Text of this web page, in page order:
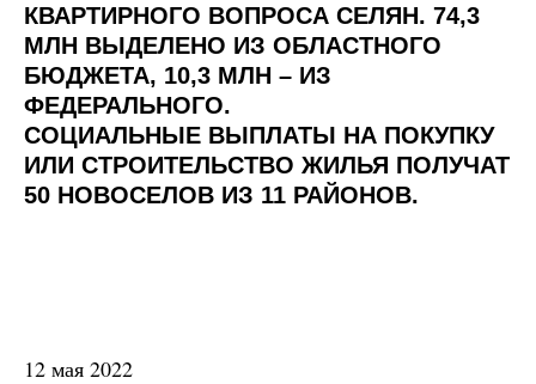
КВАРТИРНОГО ВОПРОСА СЕЛЯН. 74,3
МЛН ВЫДЕЛЕНО ИЗ ОБЛАСТНОГО
БЮДЖЕТА, 10,3 МЛН – ИЗ
ФЕДЕРАЛЬНОГО.
СОЦИАЛЬНЫЕ ВЫПЛАТЫ НА ПОКУПКУ
ИЛИ СТРОИТЕЛЬСТВО ЖИЛЬЯ ПОЛУЧАТ
50 НОВОСЕЛОВ ИЗ 11 РАЙОНОВ.
12 мая 2022